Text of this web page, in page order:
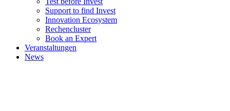
Support to find Invest
Innovation Ecosystem
Rechencluster​
Book an Expert
Veranstaltungen
News